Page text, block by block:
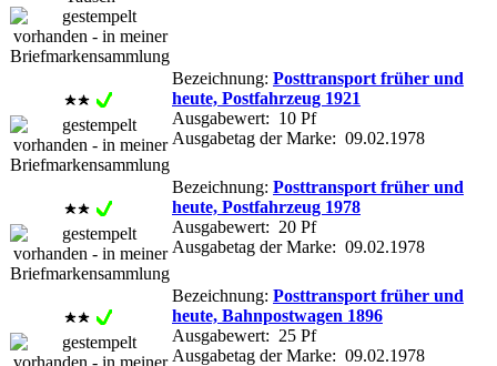
Bezeichnung: Posttransport früher und
heute, Postfahrzeug 1921
Ausgabewert: 10 Pf
Ausgabetag der Marke: 09.02.1978
Bezeichnung: Posttransport früher und
heute, Postfahrzeug 1978
Ausgabewert: 20 Pf
Ausgabetag der Marke: 09.02.1978
Bezeichnung: Posttransport früher und
heute, Bahnpostwagen 1896
Ausgabewert: 25 Pf
Ausgabetag der Marke: 09.02.1978